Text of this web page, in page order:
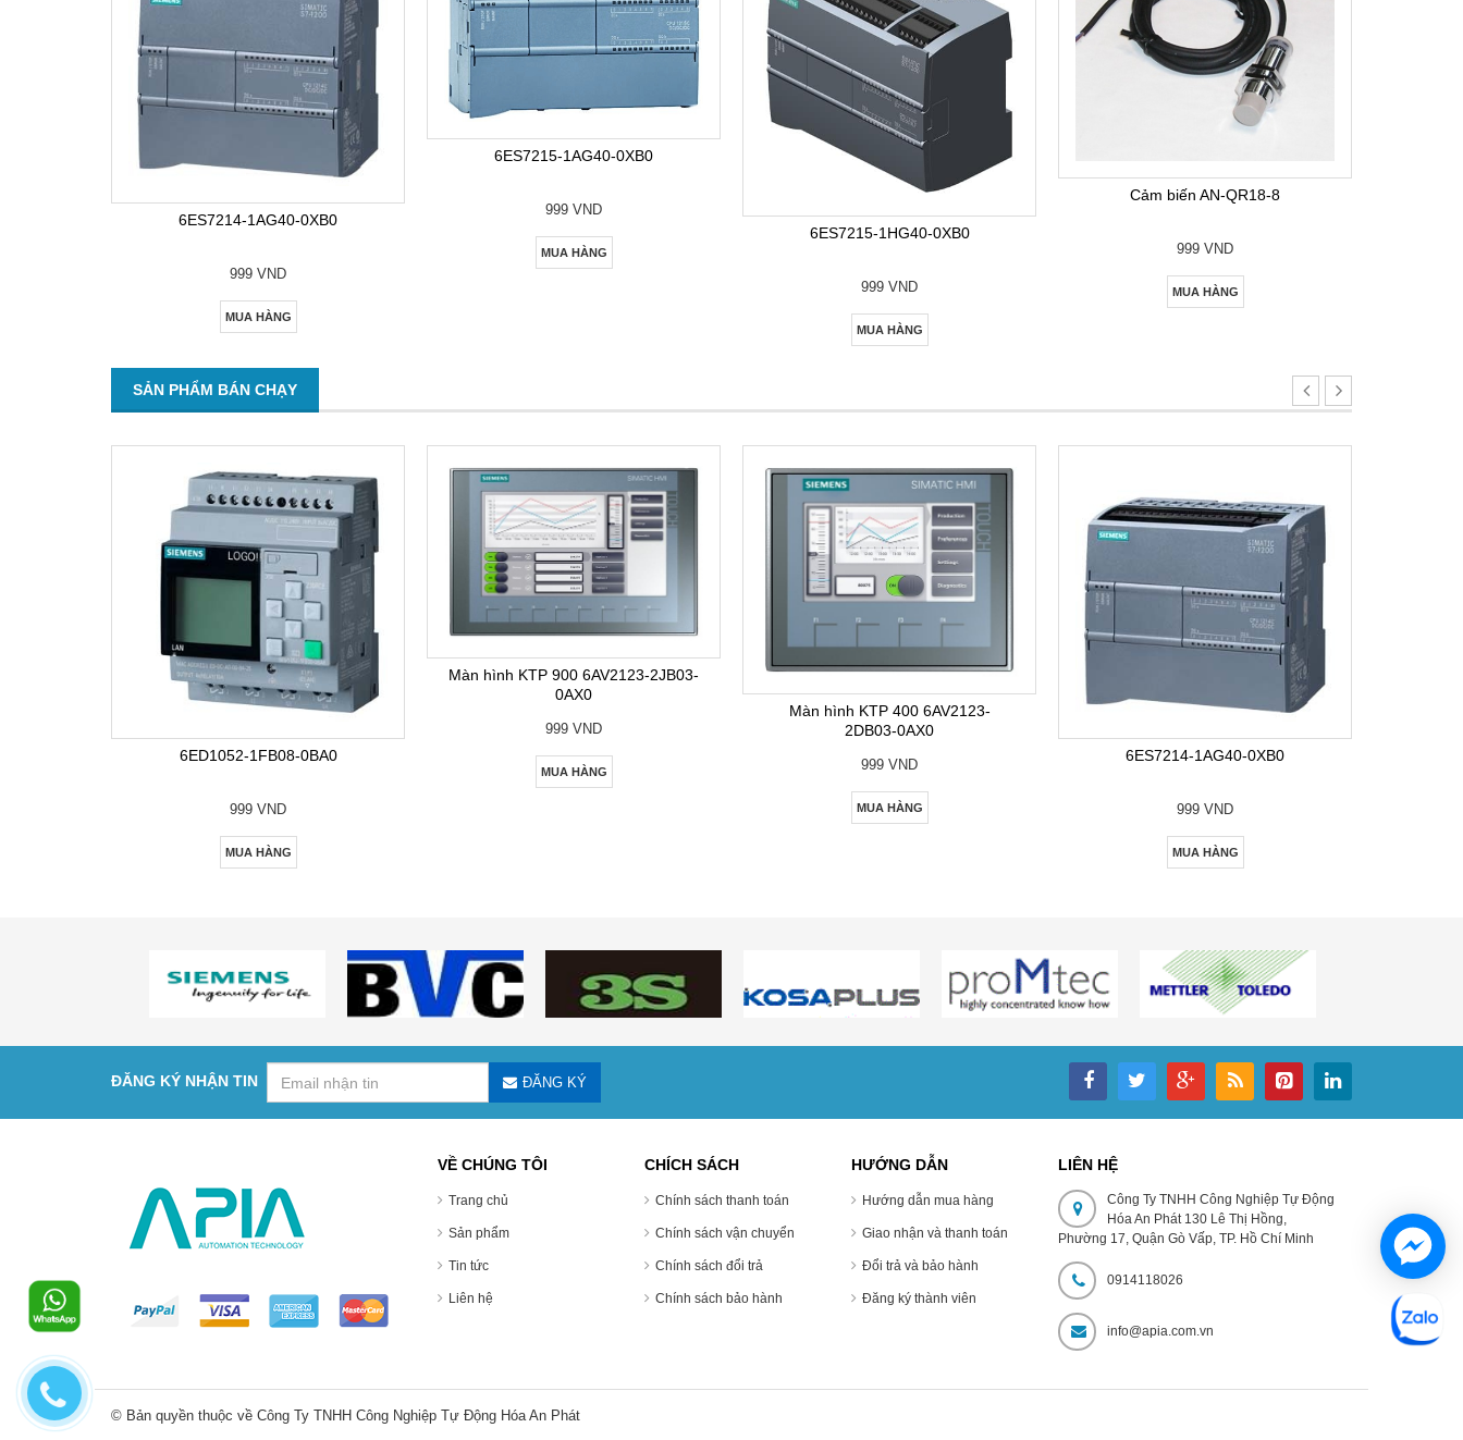
6ES7214-1AG40-0XB0
999 VND
MUA HÀNG
6ES7215-1AG40-0XB0
999 VND
MUA HÀNG
6ES7215-1HG40-0XB0
999 VND
MUA HÀNG
Cảm biến AN-QR18-8
999 VND
MUA HÀNG
SẢN PHẨM BÁN CHẠY
6ED1052-1FB08-0BA0
999 VND
MUA HÀNG
Màn hình KTP 900 6AV2123-2JB03-
0AX0
999 VND
MUA HÀNG
Màn hình KTP 400 6AV2123-
2DB03-0AX0
999 VND
MUA HÀNG
6ES7214-1AG40-0XB0
999 VND
MUA HÀNG
ĐĂNG KÝ NHẬN TIN ĐĂNG KÝ
VỀ CHÚNG TÔI
Trang chủ
Sản phẩm
Tin tức
Liên hệ
CHÍCH SÁCH
Chính sách thanh toán
Chính sách vận chuyển
Chính sách đổi trả
Chính sách bảo hành
HƯỚNG DẪN
Hướng dẫn mua hàng
Giao nhận và thanh toán
Đổi trả và bảo hành
Đăng ký thành viên
LIÊN HỆ
Công Ty TNHH Công Nghiệp Tự Động
Hóa An Phát 130 Lê Thị Hồng,
Phường 17, Quận Gò Vấp, TP. Hồ Chí Minh
0914118026
info@apia.com.vn
© Bản quyền thuộc về Công Ty TNHH Công Nghiệp Tự Động Hóa An Phát